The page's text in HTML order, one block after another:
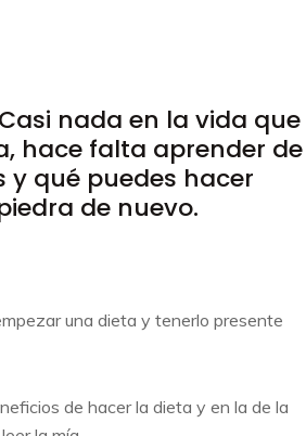
nada en la vida que
hace falta aprender de
y qué puedes hacer
de nuevo.
una dieta y tenerlo presente
de hacer la dieta y en la de la